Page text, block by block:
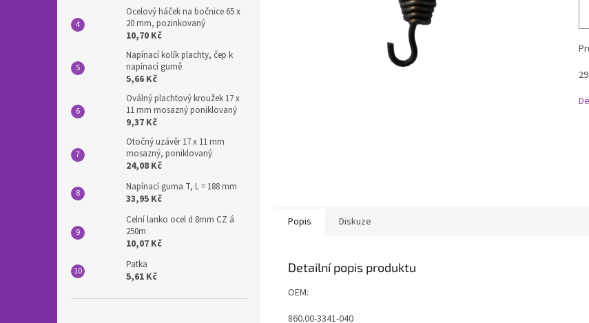
Ocelový háček na bočnice 65 x
20 mm, pozinkovaný
10,70 Kč
Napínací kolík plachty, čep k
napínací gumě
5,66 Kč
Oválný plachtový kroužek 17 x
11 mm mosazný poniklovaný
9,37 Kč
Otočný uzávěr 17 x 11 mm
mosazný, poniklovaný
24,08 Kč
Napínací guma T, L = 188 mm
33,95 Kč
Celní lanko ocel d 8mm CZ á
250m
10,07 Kč
Patka
5,61 Kč
Popis Diskuze
Detailní popis produktu
OEM:
860.00-3341-040